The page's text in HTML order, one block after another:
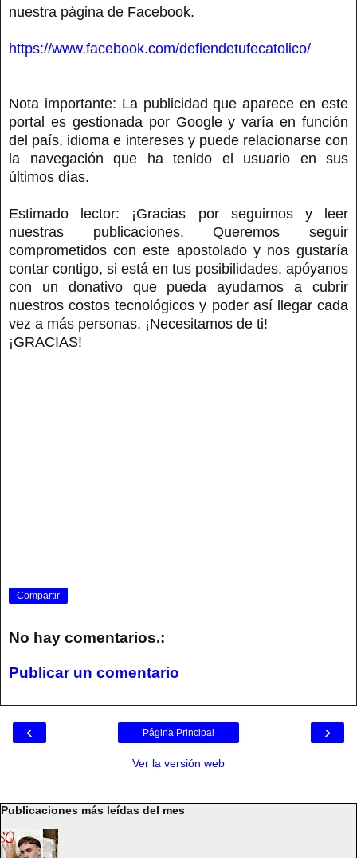
nuestra página de Facebook.
https://www.facebook.com/defiendetufecatolico/
Nota importante: La publicidad que aparece en este
portal es gestionada por Google y varía en función
del país, idioma e intereses y puede relacionarse con
la navegación que ha tenido el usuario en sus
últimos días.
Estimado lector: ¡Gracias por seguirnos y leer
nuestras publicaciones. Queremos seguir
comprometidos con este apostolado y nos gustaría
contar contigo, si está en tus posibilidades, apóyanos
con un donativo que pueda ayudarnos a cubrir
nuestros costos tecnológicos y poder así llegar cada
vez a más personas. ¡Necesitamos de ti!
¡GRACIAS!
Compartir
No hay comentarios.:
Publicar un comentario
‹ ›
Página Principal
Ver la versión web
Publicaciones más leídas del mes